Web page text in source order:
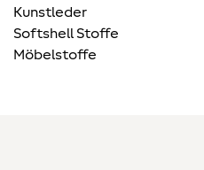
Kunstleder
Softshell Stoffe
Möbelstoffe